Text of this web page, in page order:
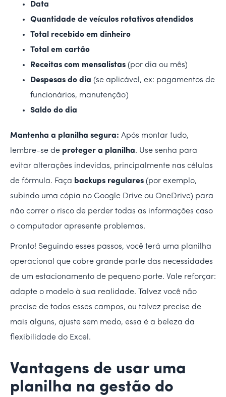
Data
Quantidade de veículos rotativos atendidos
Total recebido em dinheiro
Total em cartão
Receitas com mensalistas (por dia ou mês)
Despesas do dia (se aplicável, ex: pagamentos de
funcionários, manutenção)
Saldo do dia
Mantenha a planilha segura: Após montar tudo,
lembre-se de proteger a planilha. Use senha para
evitar alterações indevidas, principalmente nas células
de fórmula. Faça backups regulares (por exemplo,
subindo uma cópia no Google Drive ou OneDrive) para
não correr o risco de perder todas as informações caso
o computador apresente problemas.
Pronto! Seguindo esses passos, você terá uma planilha
operacional que cobre grande parte das necessidades
de um estacionamento de pequeno porte. Vale reforçar:
adapte o modelo à sua realidade. Talvez você não
precise de todos esses campos, ou talvez precise de
mais alguns, ajuste sem medo, essa é a beleza da
flexibilidade do Excel.
Vantagens de usar uma
planilha na gestão do